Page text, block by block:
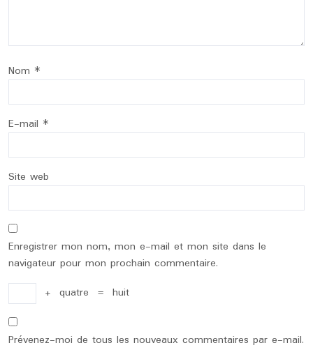
Nom *
E-mail *
Site web
Enregistrer mon nom, mon e-mail et mon site dans le
navigateur pour mon prochain commentaire.
+ quatre = huit
Prévenez-moi de tous les nouveaux commentaires par e-mail.